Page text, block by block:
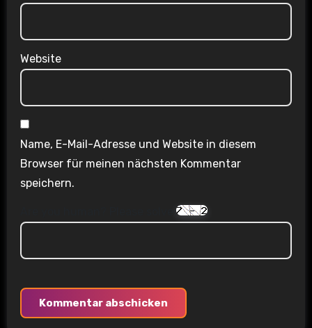
Website
Name, E-Mail-Adresse und Website in diesem
Browser für meinen nächsten Kommentar
speichern.
Are you human? Please solve: